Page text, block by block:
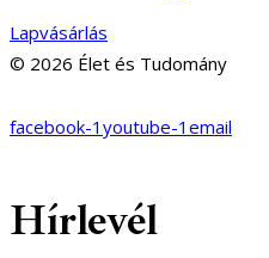
Lapvásárlás
© 2026 Élet és Tudomány
facebook-1 youtube-1 email
Hírlevél